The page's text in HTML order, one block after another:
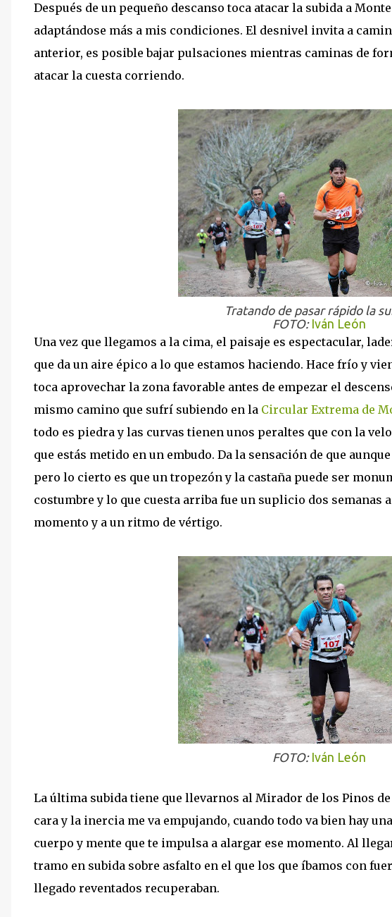
Después de un pequeño descanso toca atacar la subida a
adaptándose más a mis condiciones. El desnivel invita a
anterior, es posible bajar pulsaciones mientras caminas de
atacar la cuesta corriendo.
Tratando de pasar rápido la
FOTO: Iván León
Una vez que llegamos a la cima, el paisaje es espectacular,
que da un aire épico a lo que estamos haciendo. Hace frío y
toca aprovechar la zona favorable antes de empezar el
mismo camino que sufrí subiendo en la Circular Extrema de
todo es piedra y las curvas tienen unos peraltes que con la
que estás metido en un embudo. Da la sensación de que
pero lo cierto es que un tropezón y la castaña puede ser
costumbre y lo que cuesta arriba fue un suplicio dos semanas
momento y a un ritmo de vértigo.
FOTO: Iván León
La última subida tiene que llevarnos al Mirador de los Pinos
cara y la inercia me va empujando, cuando todo va bien hay
cuerpo y mente que te impulsa a alargar ese momento. Al
tramo en subida sobre asfalto en el que los que íbamos con
llegado reventados recuperaban.